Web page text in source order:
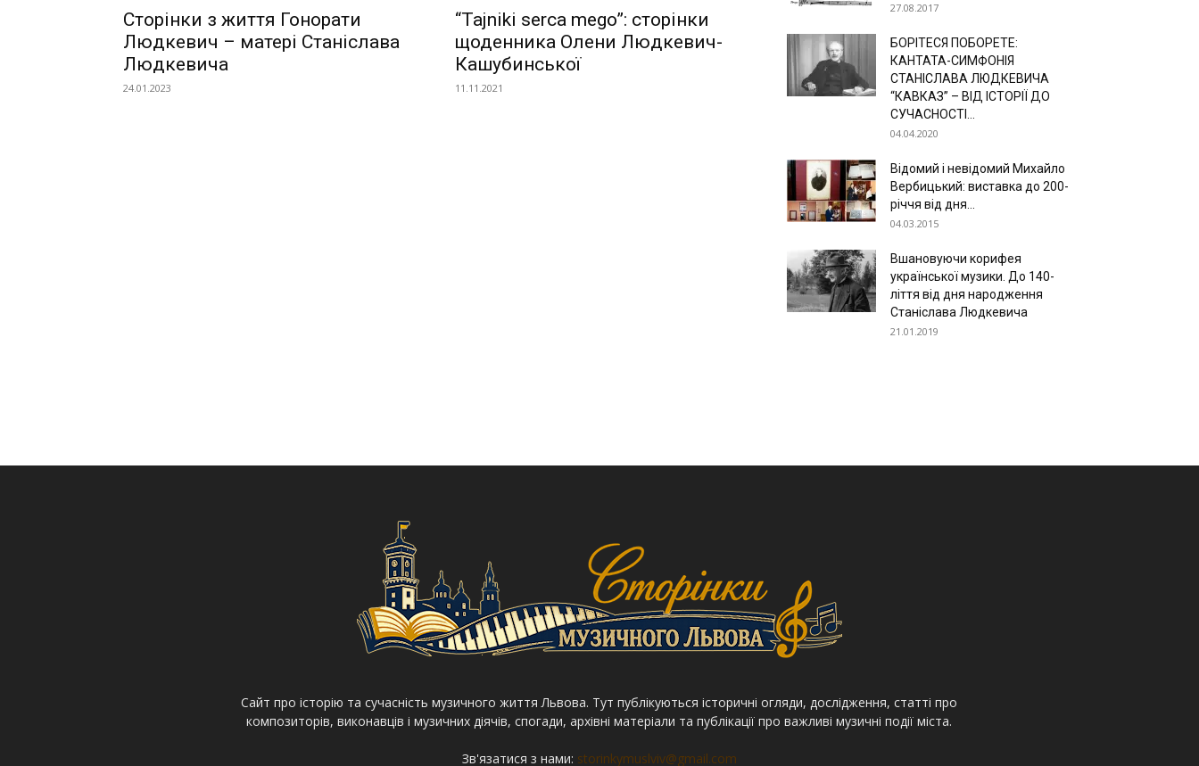
Львова
Сторінки з життя Гонорати
Людкевич – матері Станіслава
Людкевича
24.01.2023
“Tajniki serca mego”: сторінки
щоденника Олени Людкевич-
Кашубинської
11.11.2021
27.08.2017
БОРІТЕСЯ ПОБОРЕТЕ:
КАНТАТА-СИМФОНІЯ
СТАНІСЛАВА ЛЮДКЕВИЧА
“КАВКАЗ” – ВІД ІСТОРІЇ ДО
СУЧАСНОСТІ...
04.04.2020
Відомий і невідомий Михайло
Вербицький: виставка до 200-
річчя від дня...
04.03.2015
Вшановуючи корифея
української музики. До 140-
ліття від дня народження
Станіслава Людкевича
21.01.2019
Cайт про історію та сучасність музичного життя Львова. Тут публікуються історичні огляди, дослідження, статті про
композиторів, виконавців і музичних діячів, спогади, архівні матеріали та публікації про важливі музичні події міста.
Зв'язатися з нами: storinkymuslviv@gmail.com